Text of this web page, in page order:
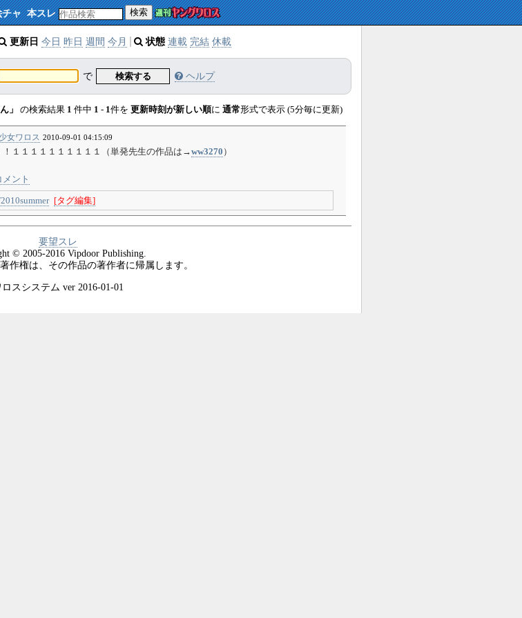
チャ 本スレ 検索
更新日 今日 昨日 週間 今月 状態 連載 完結 休載
で 検索する ヘルプ
」 の検索結果 1 件中 1 - 1件を 更新時刻が新しい順に通常形式で表示 (5分毎に更新)
女ワロス 2010-09-01 04:15:09
１１１１１１１１１１（単発先生の作品は→ww3270 ）
ント
[タグ編集]
要望スレ
© 2005-2016 Vipdoor Publishing.
作権は、その作品の著作者に帰属します。
ロスシステム ver 2016-01-01